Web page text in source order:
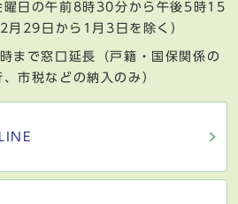
日の午前8時30分から午後5時15
月29日から1月3日を除く）
まで窓口延長（戸籍・国保関係の
市税などの納入のみ）